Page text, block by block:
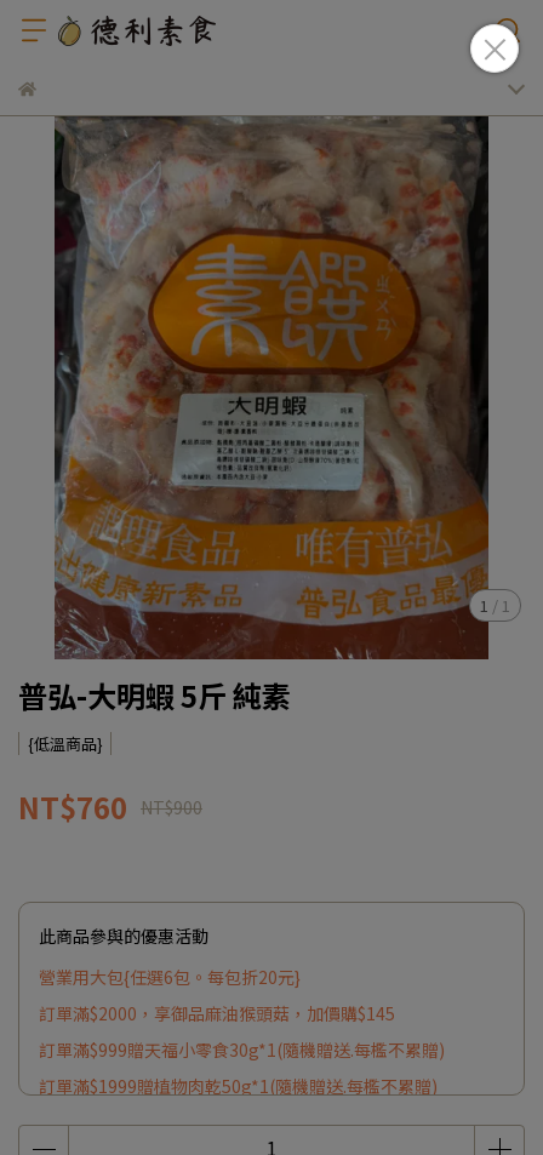
1 / 1
普弘-大明蝦 5斤 純素
{低溫商品}
NT$760 NT$900
此商品參與的優惠活動
營業用大包{任選6包。每包折20元}
訂單滿$2000，享御品麻油猴頭菇，加價購$145
訂單滿$999贈天福小零食30g*1(隨機贈送.每檻不累贈)
訂單滿$1999贈植物肉乾50g*1(隨機贈送.每檻不累贈)